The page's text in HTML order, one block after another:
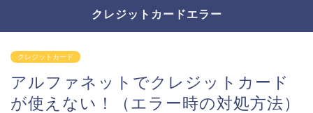
クレジットカードエラー
クレジットカード
アルファネットでクレジットカード
が使えない！（エラー時の対処方法）